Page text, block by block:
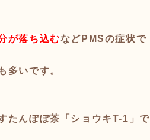
が落ち込むなどPMSの症状で
多いです。
たんぽぽ茶「ショウキT-1」で